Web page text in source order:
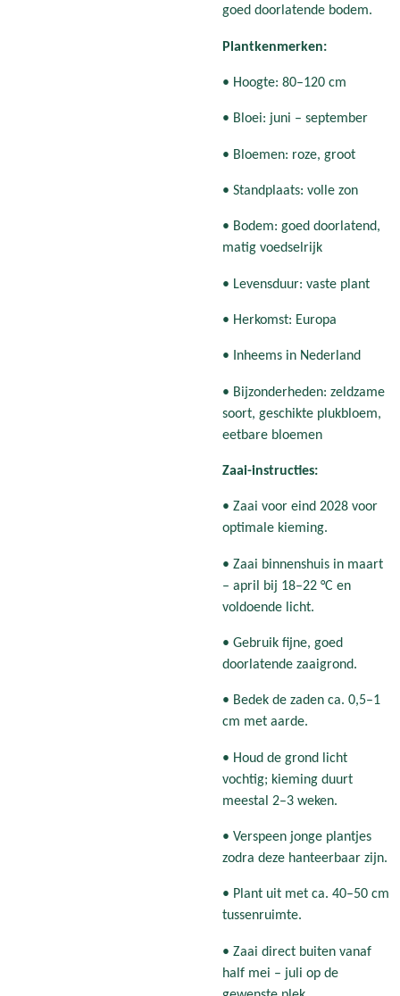
goed doorlatende bodem.
Plantkenmerken:
• Hoogte: 80–120 cm
• Bloei: juni – september
• Bloemen: roze, groot
• Standplaats: volle zon
• Bodem: goed doorlatend,
matig voedselrijk
• Levensduur: vaste plant
• Herkomst: Europa
• Inheems in Nederland
• Bijzonderheden: zeldzame
soort, geschikte plukbloem,
eetbare bloemen
Zaai-instructies:
• Zaai voor eind 2028 voor
optimale kieming.
• Zaai binnenshuis in maart
– april bij 18–22 °C en
voldoende licht.
• Gebruik fijne, goed
doorlatende zaaigrond.
• Bedek de zaden ca. 0,5–1
cm met aarde.
• Houd de grond licht
vochtig; kieming duurt
meestal 2–3 weken.
• Verspeen jonge plantjes
zodra deze hanteerbaar zijn.
• Plant uit met ca. 40–50 cm
tussenruimte.
• Zaai direct buiten vanaf
half mei – juli op de